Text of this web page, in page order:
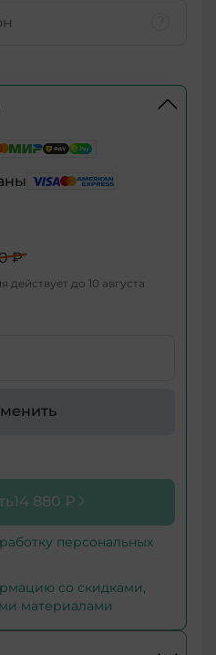
₽
действует до 10 августа
14 880 ₽
персональных
со скидками,
материалами